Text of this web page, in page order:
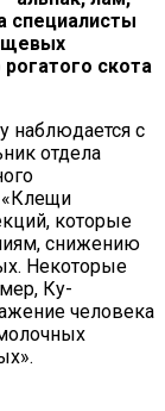
специалисты
скота
наблюдается с
отдела
«Клещи
которые
снижению
Некоторые
Ку-
человека